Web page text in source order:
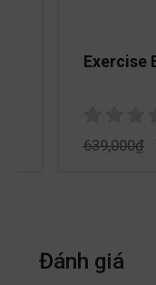
Exercise
639,000₫
Đánh giá